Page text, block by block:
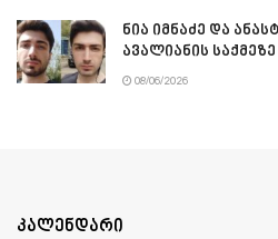
ნია იმნაძე და
ავალიანის
08/06/2026
კალენდარი